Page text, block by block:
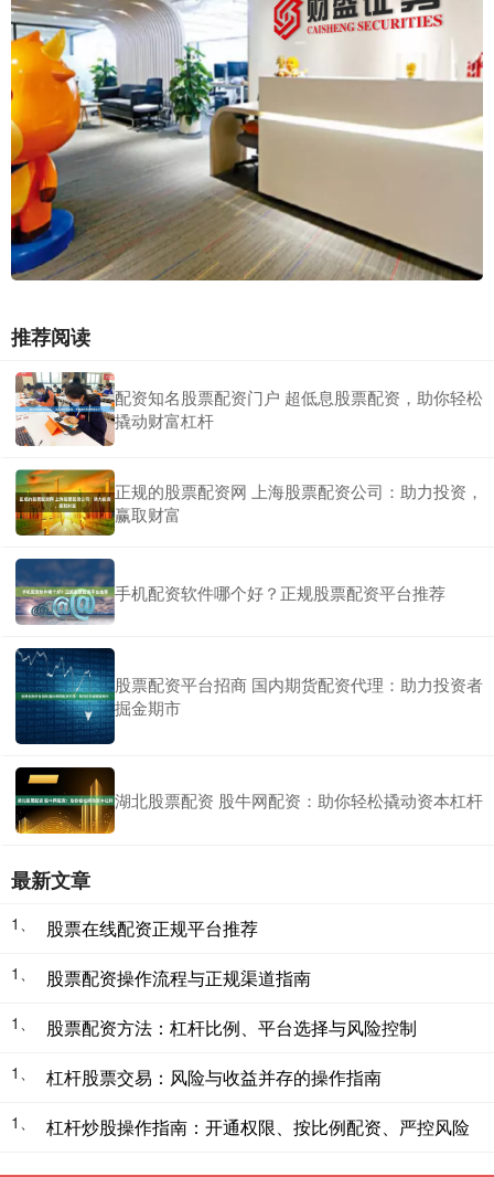
推荐阅读
配资知名股票配资门户 超低息股票配资，助你轻松
撬动财富杠杆
正规的股票配资网 上海股票配资公司：助力投资，
赢取财富
手机配资软件哪个好？正规股票配资平台推荐
股票配资平台招商 国内期货配资代理：助力投资者
掘金期市
湖北股票配资 股牛网配资：助你轻松撬动资本杠杆
最新文章
1、 股票在线配资正规平台推荐
1、 股票配资操作流程与正规渠道指南
1、 股票配资方法：杠杆比例、平台选择与风险控制
1、 杠杆股票交易：风险与收益并存的操作指南
1、 杠杆炒股操作指南：开通权限、按比例配资、严控风险